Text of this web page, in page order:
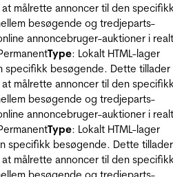
målrette annoncer til den
besøgende og tredjeparts-
annoncebruger-auktioner i
Type: Lokalt HTML-lager
specifikk besøgende. Dette tillader
målrette annoncer til den
besøgende og tredjeparts-
annoncebruger-auktioner i
Type: Lokalt HTML-lager
specifikk besøgende. Dette tillader
målrette annoncer til den